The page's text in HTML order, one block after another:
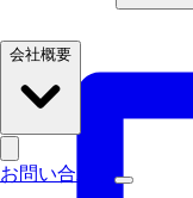
会社概要
お問い合わせ